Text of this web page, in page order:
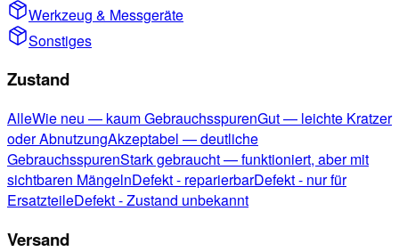
Werkzeug & Messgeräte
Sonstiges
Zustand
AlleWie neu — kaum GebrauchsspurenGut — leichte Kratzer
oder AbnutzungAkzeptabel — deutliche
GebrauchsspurenStark gebraucht — funktioniert, aber mit
sichtbaren MängelnDefekt - reparierbarDefekt - nur für
ErsatzteileDefekt - Zustand unbekannt
Versand